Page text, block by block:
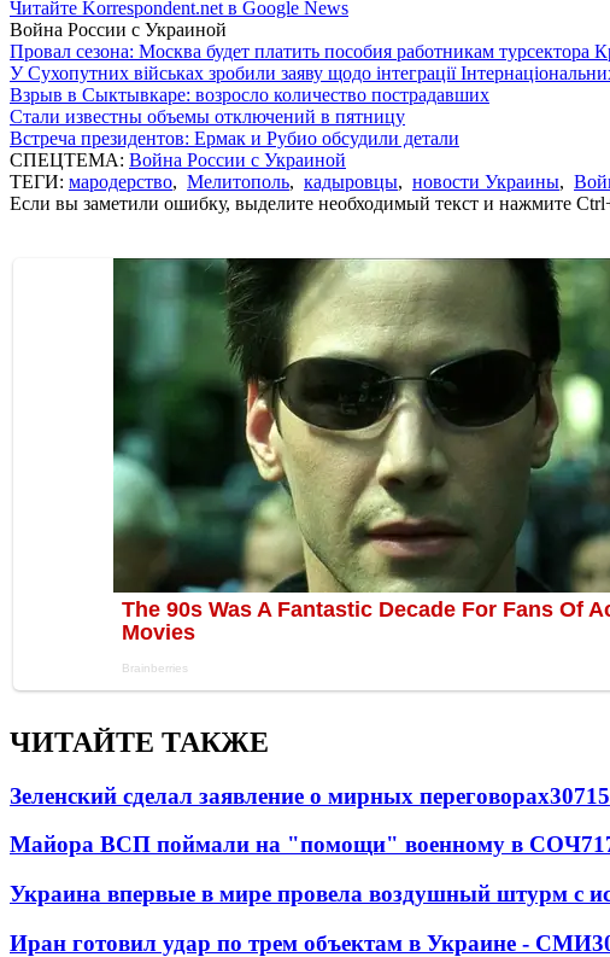
Читайте Korrespondent.net в Google News
Война России с Украиной
Провал сезона: Москва будет платить пособия работникам турсектора
У Сухопутних військах зробили заяву щодо інтеграції
Взрыв в Сыктывкаре: возросло количество пострадавших
Стали известны объемы отключений в пятницу
Встреча президентов: Ермак и Рубио обсудили детали
СПЕЦТЕМА: Война России с Украиной
ТЕГИ: мародерство, Мелитополь, кадыровцы, новости Украины,
Если вы заметили ошибку, выделите необходимый текст и нажмите
ЧИТАЙТЕ ТАКЖЕ
Зеленский сделал заявление о мирных переговорах30715
Майора ВСП поймали на "помощи" военному в СОЧ
Украина впервые в мире провела воздушный штурм с
Иран готовил удар по трем объектам в Украине - СМИ